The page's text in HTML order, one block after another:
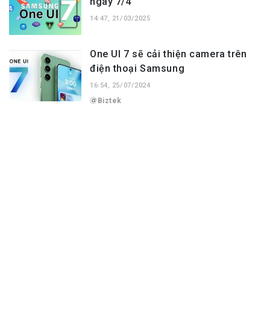
14:47, 21/03/2025
One UI 7 sẽ cải thiện camera trên
điện thoại Samsung
16:54, 25/07/2024
Biztek